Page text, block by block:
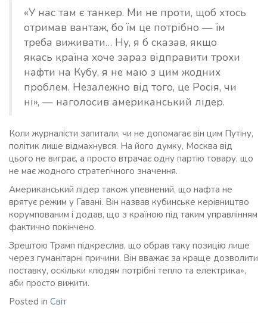
«У нас там є танкер. Ми не проти, щоб хтось
отримав вантаж, бо їм це потрібно — їм
треба виживати… Ну, я б сказав, якщо
якась країна хоче зараз відправити трохи
нафти на Кубу, я не маю з цим жодних
проблем. Незалежно від того, це Росія, чи
ні», — наголосив американський лідер.
Коли журналісти запитали, чи не допомагає він цим Путіну,
політик лише відмахнувся. На його думку, Москва від
цього не виграє, а просто втрачає одну партію товару, що
не має жодного стратегічного значення.
Американський лідер також упевнений, що нафта не
врятує режим у Гавані. Він назвав кубинське керівництво
корумпованим і додав, що з країною під таким управлінням
фактично покінчено.
Зрештою Трамп підкреслив, що обрав таку позицію лише
через гуманітарні причини. Він вважає за краще дозволити
поставку, оскільки «людям потрібні тепло та електрика»,
аби просто вижити.
Posted in Світ